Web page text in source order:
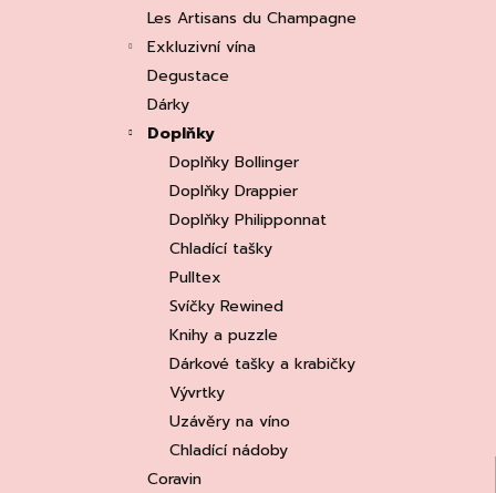
Les Artisans du Champagne
Exkluzivní vína
Degustace
Dárky
Doplňky
Doplňky Bollinger
Doplňky Drappier
Doplňky Philipponnat
Chladící tašky
Pulltex
Svíčky Rewined
Knihy a puzzle
Dárkové tašky a krabičky
Vývrtky
Uzávěry na víno
Chladící nádoby
Coravin
ASOLO PROSECCO SUPERIORE DOCG
BRUT, MARTIGNAGO
253 Kč
Původně: 335 Kč